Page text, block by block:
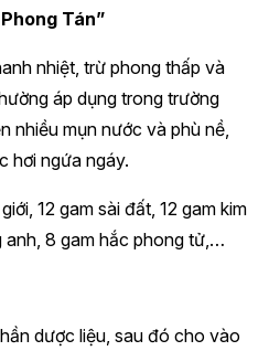
Tán”
nhiệt, trừ phong thấp và
áp dụng trong trường
nhiều mụn nước và phù nề,
hơi ngứa ngáy.
12 gam sài đất, 12 gam kim
anh, 8 gam hắc phong tử,…
dược liệu, sau đó cho vào